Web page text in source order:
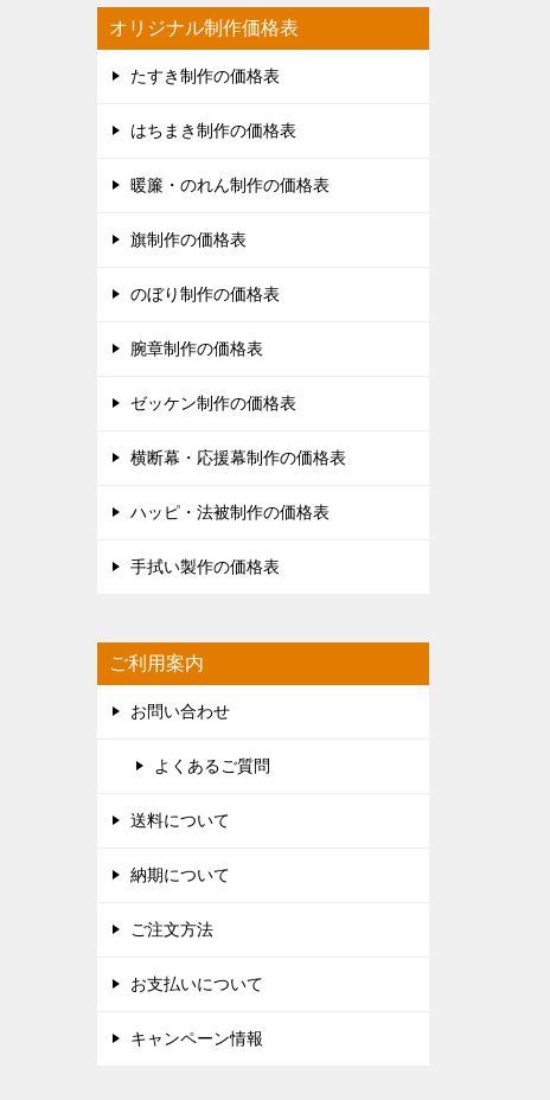
オリジナル制作価格表
たすき制作の価格表
はちまき制作の価格表
暖簾・のれん制作の価格表
旗制作の価格表
のぼり制作の価格表
腕章制作の価格表
ゼッケン制作の価格表
横断幕・応援幕制作の価格表
ハッピ・法被制作の価格表
手拭い製作の価格表
ご利用案内
お問い合わせ
よくあるご質問
送料について
納期について
ご注文方法
お支払いについて
キャンペーン情報